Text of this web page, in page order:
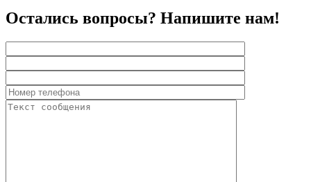
3
Остались вопросы? Напишите нам!